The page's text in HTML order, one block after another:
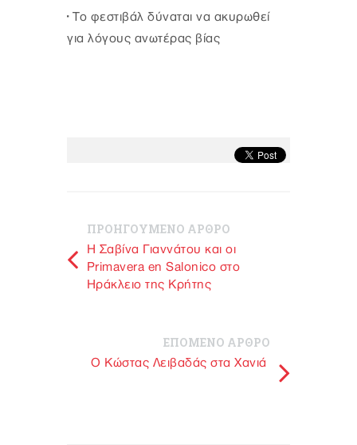
· Το φεστιβάλ δύναται να ακυρωθεί
για λόγους ανωτέρας βίας
ΠΡΟΗΓΟΥΜΕΝΟ ΑΡΘΡΟ
Η Σαβίνα Γιαννάτου και οι
Primavera en Salonico στο
Ηράκλειο της Κρήτης
ΕΠΟΜΕΝΟ ΑΡΘΡΟ
O Κώστας Λειβαδάς στα Χανιά